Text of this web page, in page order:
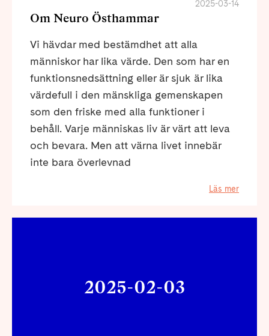
2025-03-14
Om Neuro Östhammar
Vi hävdar med bestämdhet att alla
människor har lika värde. Den som har en
funktionsnedsättning eller är sjuk är lika
värdefull i den mänskliga gemenskapen
som den friske med alla funktioner i
behåll. Varje människas liv är värt att leva
och bevara. Men att värna livet innebär
inte bara överlevnad
Läs mer
2025-02-03